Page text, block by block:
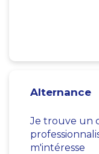
Alternance
Je trouve un
m'intéresse